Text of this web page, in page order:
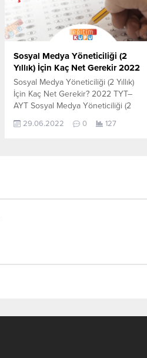
verilerin tamamı YÖK tarafından...
Sosyal Medya Yöneticiliği (2
Yıllık) İçin Kaç Net Gerekir 2022
Sosyal Medya Yöneticiliği (2 Yıllık)
İçin Kaç Net Gerekir? 2022 TYT–
AYT Sosyal Medya Yöneticiliği (2
sorusunun cevabını aşağıdan
verilerin tamamı YÖK tarafından
29.06.2022 0 127